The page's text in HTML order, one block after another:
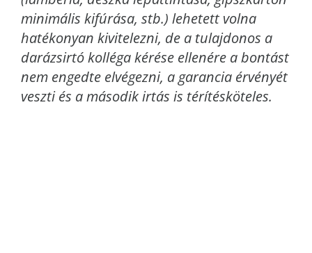
minimális kifúrása, stb.) lehetett volna
hatékonyan kivitelezni, de a tulajdonos a
darázsirtó kolléga kérése ellenére a bontást
nem engedte elvégezni, a garancia érvényét
veszti és a második irtás is térítésköteles.